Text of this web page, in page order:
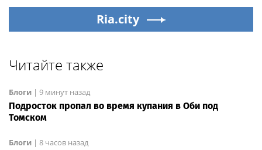
Ria.city
Читайте также
Блоги | 9 минут назад
Подросток пропал во время купания в Оби под
Томском
Блоги | 8 часов назад